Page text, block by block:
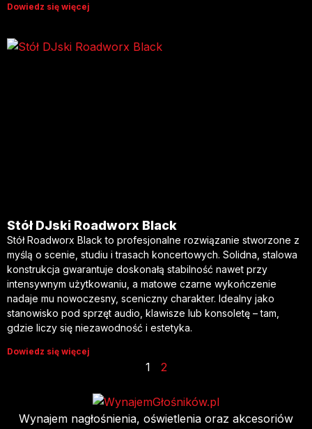
Dowiedz się więcej
Stół DJski Roadworx Black
Stół Roadworx Black to profesjonalne rozwiązanie stworzone z
myślą o scenie, studiu i trasach koncertowych. Solidna, stalowa
konstrukcja gwarantuje doskonałą stabilność nawet przy
intensywnym użytkowaniu, a matowe czarne wykończenie
nadaje mu nowoczesny, sceniczny charakter. Idealny jako
stanowisko pod sprzęt audio, klawisze lub konsoletę – tam,
gdzie liczy się niezawodność i estetyka.
Dowiedz się więcej
1 2
Wynajem nagłośnienia, oświetlenia oraz akcesoriów